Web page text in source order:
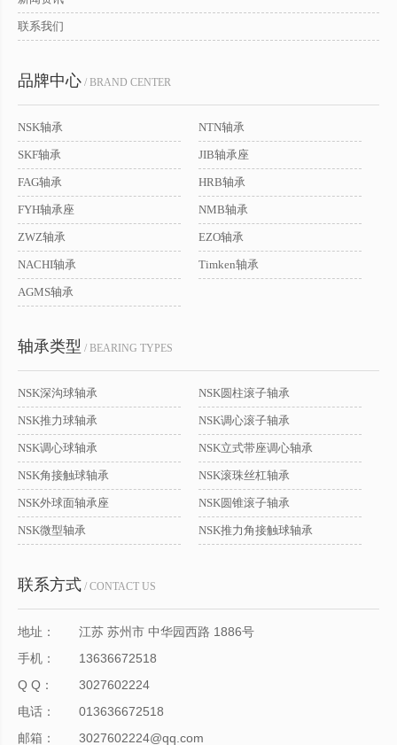
联系我们
品牌中心 / BRAND CENTER
NSK轴承 NTN轴承
SKF轴承 JIB轴承座
FAG轴承 HRB轴承
FYH轴承座 NMB轴承
ZWZ轴承 EZO轴承
NACHI轴承 Timken轴承
AGMS轴承
轴承类型 / BEARING TYPES
NSK深沟球轴承 NSK圆柱滚子轴承
NSK推力球轴承 NSK调心滚子轴承
NSK调心球轴承 NSK立式带座调心轴承
NSK角接触球轴承 NSK滚珠丝杠轴承
NSK外球面轴承座 NSK圆锥滚子轴承
NSK微型轴承 NSK推力角接触球轴承
联系方式 / CONTACT US
地址：
江苏 苏州市 中华园西路 1886号
手机：
13636672518
Q Q：
3027602224
电话：
013636672518
邮箱：
3027602224@qq.com